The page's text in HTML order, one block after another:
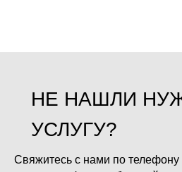
НЕ НАШЛИ
УСЛУГУ?
Свяжитесь с нами по телефону